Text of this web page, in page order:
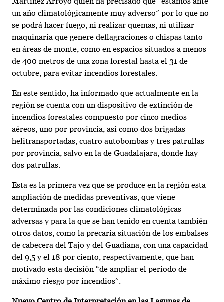
un año climatológicamente muy adverso” por lo que no
se podrá hacer fuego, ni realizar quemas, ni utilizar
maquinaria que genere deflagraciones o chispas tanto
en áreas de monte, como en espacios situados a menos
de 400 metros de una zona forestal hasta el 31 de
octubre, para evitar incendios forestales.
En este sentido, ha informado que actualmente en la
región se cuenta con un dispositivo de extinción de
incendios forestales compuesto por cinco medios
aéreos, uno por provincia, así como dos brigadas
helitransportadas, cuatro autobombas y tres patrullas
por provincia, salvo en la de Guadalajara, donde hay
dos patrullas.
Esta es la primera vez que se produce en la región esta
ampliación de medidas preventivas, que viene
determinada por las condiciones climatológicas
adversas y para la que se han tenido en cuenta también
otros datos, como la precaria situación de los embalses
de cabecera del Tajo y del Guadiana, con una capacidad
del 9,5 y el 18 por ciento, respectivamente, que han
motivado esta decisión “de ampliar el periodo de
máximo riesgo por incendios”.